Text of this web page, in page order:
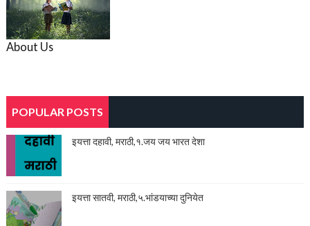
About Us
POPULAR POSTS
इयत्ता दहावी, मराठी,१.जय जय भारत देशा
इयत्ता सातवी, मराठी,५.भांडयाच्या दुनियेत